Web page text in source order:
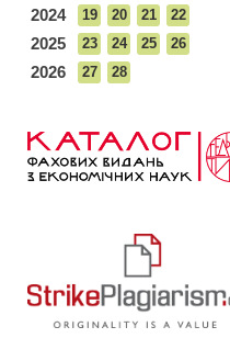
2024 19 20 21 22
2025 23 24 25 26
2026 27 28